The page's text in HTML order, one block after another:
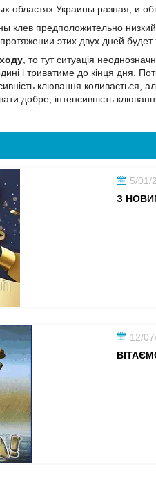
областях Украины разная, и
клев предположительно
этих двух дней
, то тут ситуація
і триватиме до кінця дня.
клювання коливається,
добре, інтенсивність
5/01/
З
12/